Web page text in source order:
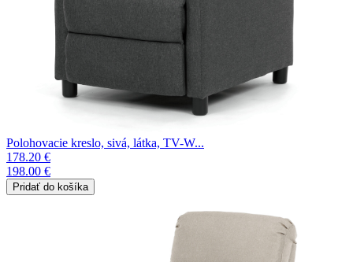
Polohovacie kreslo, sivá, látka, TV-W...
178.20 €
198.00 €